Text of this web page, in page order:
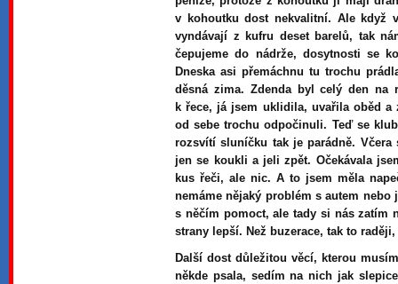
v kohoutku dost nekvalitní. Ale když
vyndávají z kufru deset barelů, tak
čepujeme do nádrže, dosytnosti se
Dneska asi přemáchnu tu trochu
děsná zima. Zdenda byl celý den
k řece, já jsem uklidila, uvařila oběd
od sebe trochu odpočinuli. Teď se
rozsvítí sluníčku tak je parádně.
jen se koukli a jeli zpět. Očekávala
kus řeči, ale nic. A to jsem měla
nemáme nějaký problém s autem
s něčím pomoct, ale tady si nás zatím
strany lepší. Než buzerace, tak to
Další dost důležitou věcí, kterou
někde psala, sedím na nich jak